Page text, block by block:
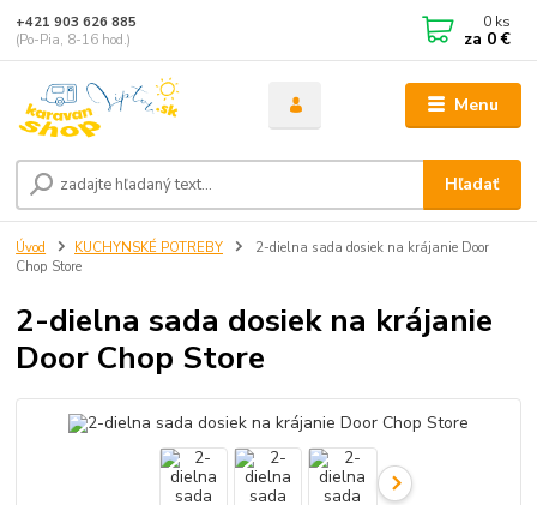
Menu
Hľadať
+421 903 626 885
(Po-Pia, 8-16 hod.)
0 ks
za 0 €
Úvod KUCHYNSKÉ POTREBY
2-dielna sada dosiek na krájanie Door
Chop Store
2-dielna sada dosiek na krájanie
Door Chop Store